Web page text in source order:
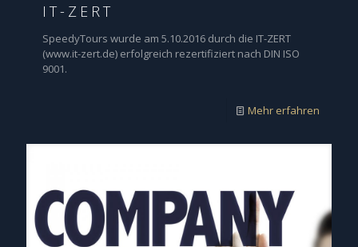
IT-ZERT
SpeedyTours wurde am 5.10.2016 durch die IT-ZERT
(www.it-zert.de) erfolgreich rezertifiziert nach DIN ISO
9001.
Mehr erfahren